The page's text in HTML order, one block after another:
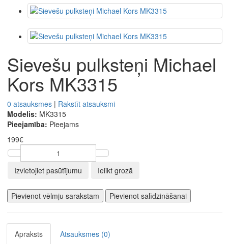
Sievešu pulksteņi Michael
Kors MK3315
0 atsauksmes | Rakstīt atsauksmi
Modelis: MK3315
Pieejamība: Pieejams
199€
Izvietojiet pasūtījumu Ielikt grozā
Pievienot vēlmju sarakstam Pievienot salīdzināšanai
Apraksts
Atsauksmes (0)